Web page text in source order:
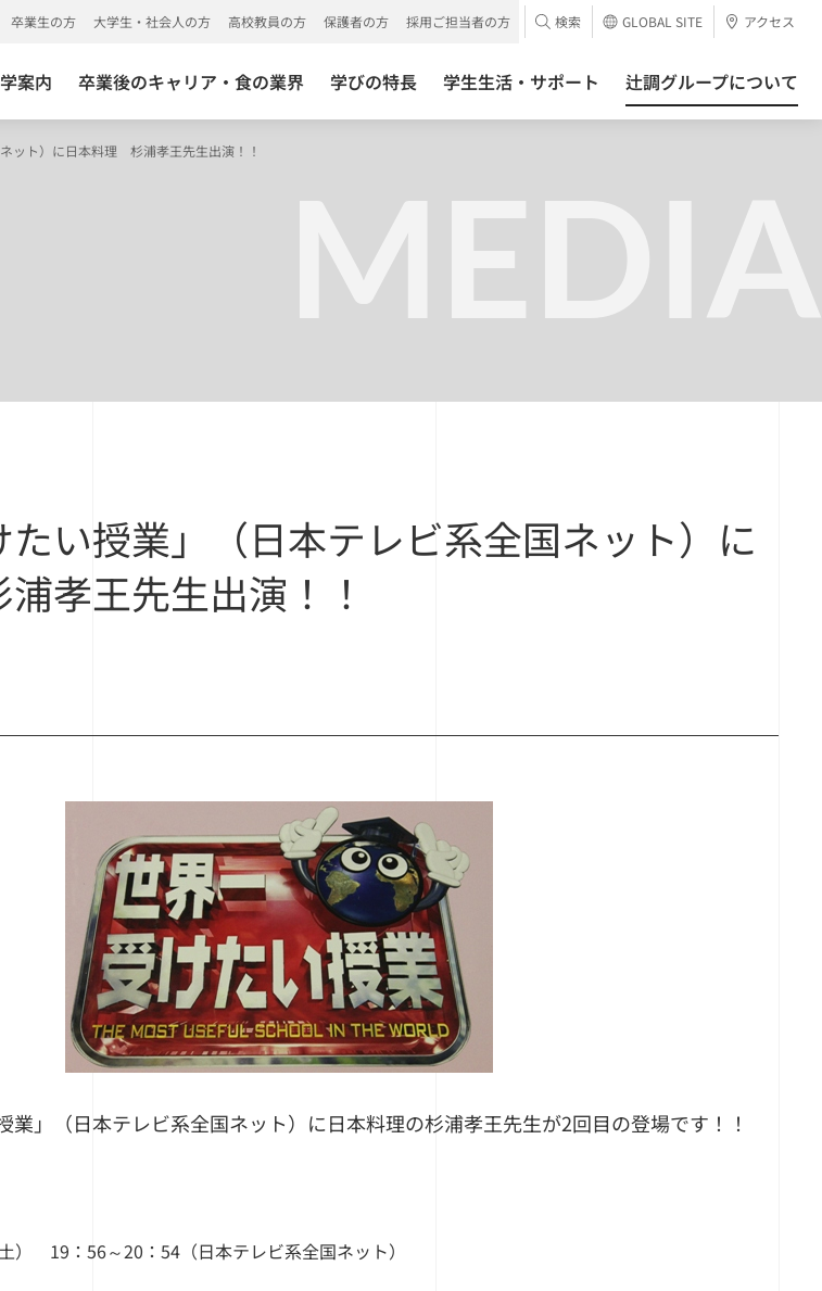
案内 卒業後のキャリア・食の業界 学びの特長 学生生活・サポート 辻調グループについて
卒業生の方 大学生・社会人の方 高校教員の方 保護者の方 採用ご担当者の方 検索 GLOBAL SITE アクセス
MEDIA
ット）に日本料理 杉浦孝王先生出演！！
たい授業」（日本テレビ系全国ネット）に
孝王先生出演！！
業」（日本テレビ系全国ネット）に日本料理の杉浦孝王先生が2回目の登場です！！
） 19：56～20：54（日本テレビ系全国ネット）